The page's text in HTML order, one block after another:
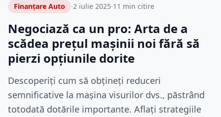
Finanțare Auto ·2 iulie 2025·11 min citire
Negociază ca un pro: Arta de a
scădea prețul mașinii noi fără să
pierzi opțiunile dorite
Descoperiți cum să obțineți reduceri
semnificative la mașina visurilor dvs., păstrând
totodată dotările importante. Aflați strategiile